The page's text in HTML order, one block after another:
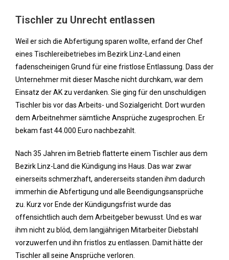
Tischler zu Unrecht entlassen
Weil er sich die Abfertigung sparen wollte, erfand der Chef
eines Tischlereibetriebes im Bezirk Linz-Land einen
fadenscheinigen Grund für eine fristlose Entlassung. Dass der
Unternehmer mit dieser Masche nicht durchkam, war dem
Einsatz der AK zu verdanken. Sie ging für den unschuldigen
Tischler bis vor das Arbeits- und Sozialgericht. Dort wurden
dem Arbeitnehmer sämtliche Ansprüche zugesprochen. Er
bekam fast 44.000 Euro nachbezahlt.
Nach 35 Jahren im Betrieb flatterte einem Tischler aus dem
Bezirk Linz-Land die Kündigung ins Haus. Das war zwar
einerseits schmerzhaft, andererseits standen ihm dadurch
immerhin die Abfertigung und alle Beendigungsansprüche
zu. Kurz vor Ende der Kündigungsfrist wurde das
offensichtlich auch dem Arbeitgeber bewusst. Und es war
ihm nicht zu blöd, dem langjährigen Mitarbeiter Diebstahl
vorzuwerfen und ihn fristlos zu entlassen. Damit hätte der
Tischler all seine Ansprüche verloren.